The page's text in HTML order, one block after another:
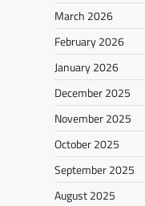
March 2026
February 2026
January 2026
December 2025
November 2025
October 2025
September 2025
August 2025